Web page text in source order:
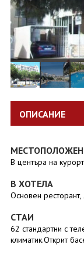
ОПИСАНИЕ
В центъра на
В ХОТЕЛА
Основен
СТАИ
62 стандартни с
климатик.Открит